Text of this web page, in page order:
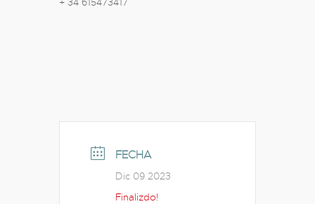
FECHA
Dic 09 2023
Finalizdo!